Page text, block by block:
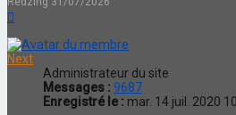
Next
Administrateur du site
Messages : 9687
Enregistré le : mar. 14 juil. 2020